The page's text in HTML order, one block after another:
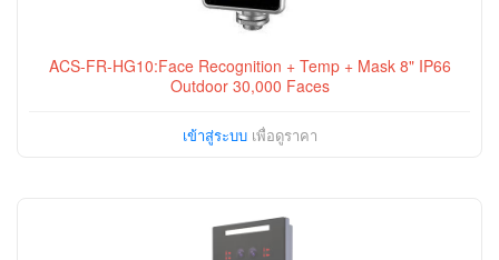
ACS-FR-HG10:Face Recognition + Temp + Mask 8" IP66
Outdoor 30,000 Faces
เข้าสู่ระบบเพื่อดูราคา